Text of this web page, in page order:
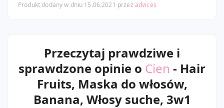
Produkt dodany w dniu 15.06.2021 przez advices
Przeczytaj prawdziwe i
sprawdzone opinie o Cien - Hair
Fruits, Maska do włosów,
Banana, Włosy suche, 3w1